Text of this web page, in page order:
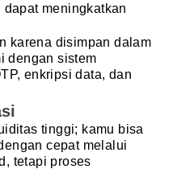
meningkatkan
karena disimpan dalam
dengan sistem
enkripsi data, dan
tinggi; kamu bisa
cepat melalui
tetapi proses